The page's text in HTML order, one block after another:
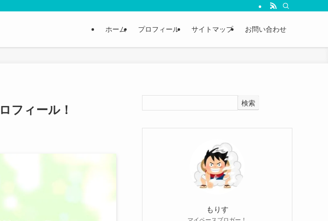
ホーム プロフィール サイトマップ お問い合わせ
フィール！ 検索
もりす